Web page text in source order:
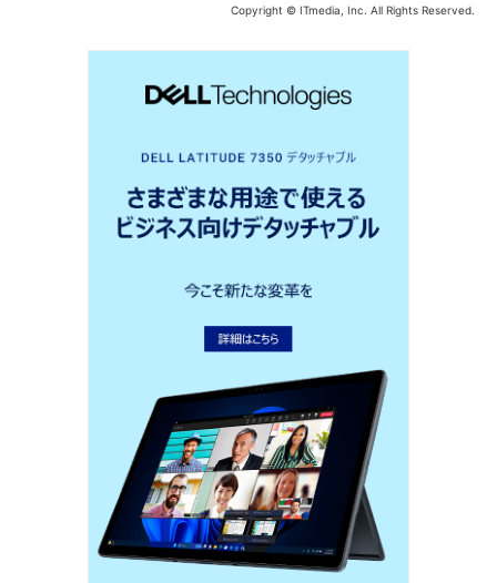
Copyright © ITmedia, Inc. All Rights Reserved.